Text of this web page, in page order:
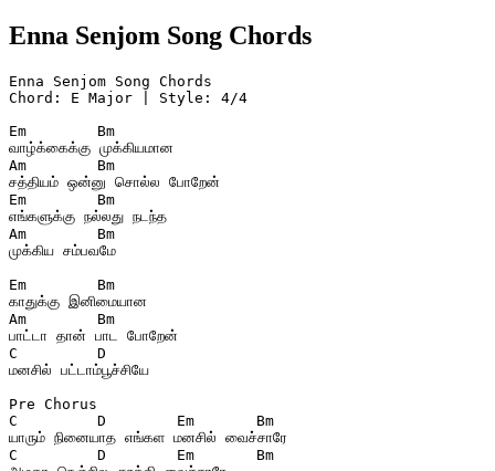
Enna Senjom Song Chords
Enna Senjom Song Chords
Chord: E Major | Style: 4/4
Em        Bm
வாழ்க்கைக்கு முக்கியமான
Am        Bm
சத்தியம் ஒன்னு சொல்ல போறேன்
Em        Bm
எங்களுக்கு நல்லது நடந்த
Am        Bm
முக்கிய சம்பவமே
Em        Bm
காதுக்கு இனிமையான
Am        Bm
பாட்டா தான் பாட போறேன்
C         D
மனசில் பட்டாம்பூச்சியே
Pre Chorus
C         D        Em       Bm
யாரும் நினையாத எங்கள மனசில் வைச்சாரே
C         D        Em       Bm